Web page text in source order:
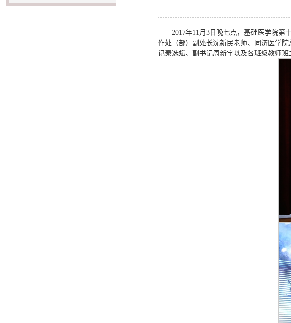
2017年11月3日晚七点，基础医学院
作处（部）副处长沈新民老师、同济医学
记秦选斌、副书记周新宇以及各班级教师班